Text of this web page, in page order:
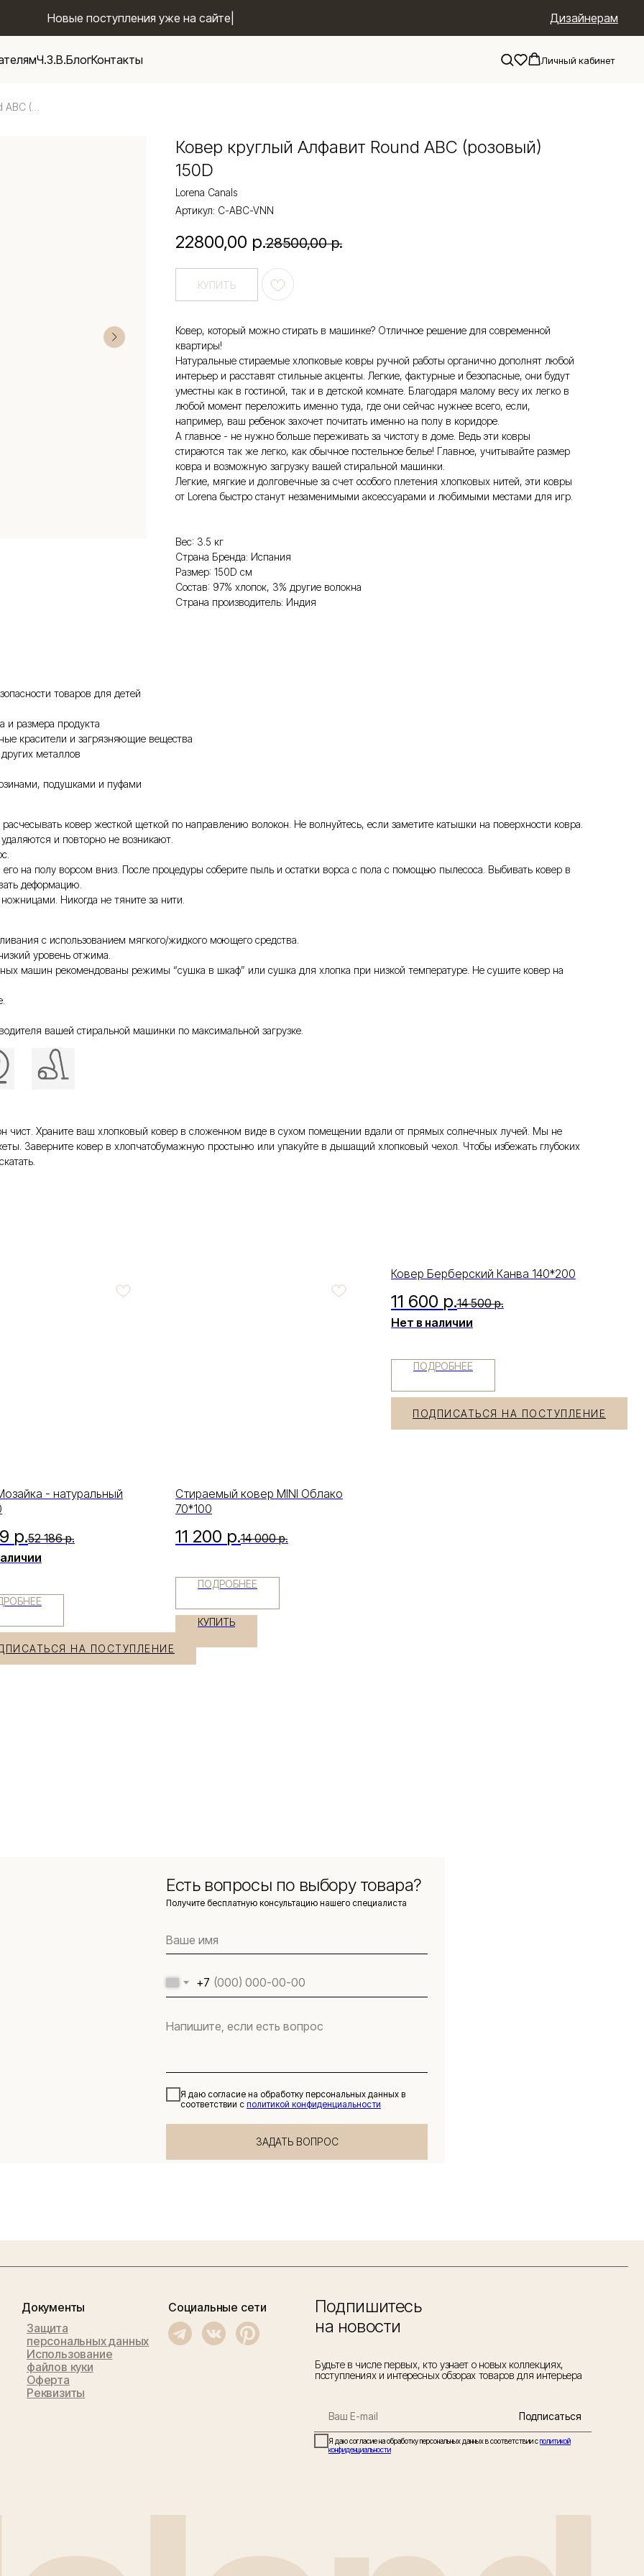
Дизайнерам
Новые поступления уже на |
Ч.З.В.БлогКонтакты Личный кабинет
Ковер круглый Алфавит Round ABC (розовый)
150D
Lorena Canals
Артикул: C-ABC-VNN
22800,00 р.28500,00 р.
КУПИТЬ
Ковер, который можно стирать в машинке? Отличное решение для современной
квартиры!
Натуральные стираемые хлопковые ковры ручной работы органично дополнят любой
интерьер и расставят стильные акценты. Легкие, фактурные и безопасные, они будут
уместны как в гостиной, так и в детской комнате. Благодаря малому весу их легко в
любой момент переложить именно туда, где они сейчас нужнее всего, если,
например, ваш ребенок захочет почитать именно на полу в коридоре.
А главное - не нужно больше переживать за чистоту в доме. Ведь эти ковры
стираются так же легко, как обычное постельное белье! Главное, учитывайте размер
ковра и возможную загрузку вашей стиральной машинки.
Легкие, мягкие и долговечные за счет особого плетения хлопковых нитей, эти ковры
от Lorena быстро станут незаменимыми аксессуарами и любимыми местами для игр.
Вес: 3.5 кг
Страна Бренда: Испания
Размер: 150D см
Состав: 97% хлопок, 3% другие волокна
Страна производитель: Индия
товаров для детей
и размера продукта
красители и загрязняющие вещества
металлов
подушками и пуфами
ковер жесткой щеткой по направлению волокон. Не волнуйтесь, если заметите катышки на поверхности ковра.
и повторно не возникают.
на полу ворсом вниз. После процедуры соберите пыль и остатки ворса с пола с помощью пылесоса. Выбивать ковер в
деформацию.
Никогда не тяните за нити.
с использованием мягкого/жидкого моющего средства.
уровень отжима.
машин рекомендованы режимы “сушка в шкаф” или сушка для хлопка при низкой температуре. Не сушите ковер на
вашей стиральной машинки по максимальной загрузке.
чист. Храните ваш хлопковый ковер в сложенном виде в сухом помещении вдали от прямых солнечных лучей. Мы не
Заверните ковер в хлопчатобумажную простыню или упакуйте в дышащий хлопковый чехол. Чтобы избежать глубоких
- натуральный
р.52 186 р.
НА ПОСТУПЛЕНИЕ
Стираемый ковер MINI Облако
70*100
11 200 р.14 000 р.
ПОДРОБНЕЕ
КУПИТЬ
Ковер Берберский Канва 140*200
11 600 р.14 500 р.
Нет в наличии
ПОДРОБНЕЕ
ПОДПИСАТЬСЯ НА ПОСТУПЛЕНИЕ
+7
Я даю согласие на обработку персональных данных в
соответствии с политикой конфиденциальности
ЗАДАТЬ ВОПРОС
Получите бесплатную консультацию нашего специалиста
Есть вопросы по выбору товара?
Подпишитесь
на новости
Будьте в числе первых, кто узнает о новых коллекциях,
поступлениях и интересных обзорах товаров для интерьера
Я даю согласие на обработку персональных данных в соответствии сполитикой
конфиденциальности
Подписаться
Реквизиты
Оферта
Использование
файлов куки
Защита
персональных данных
Документы Социальные сети